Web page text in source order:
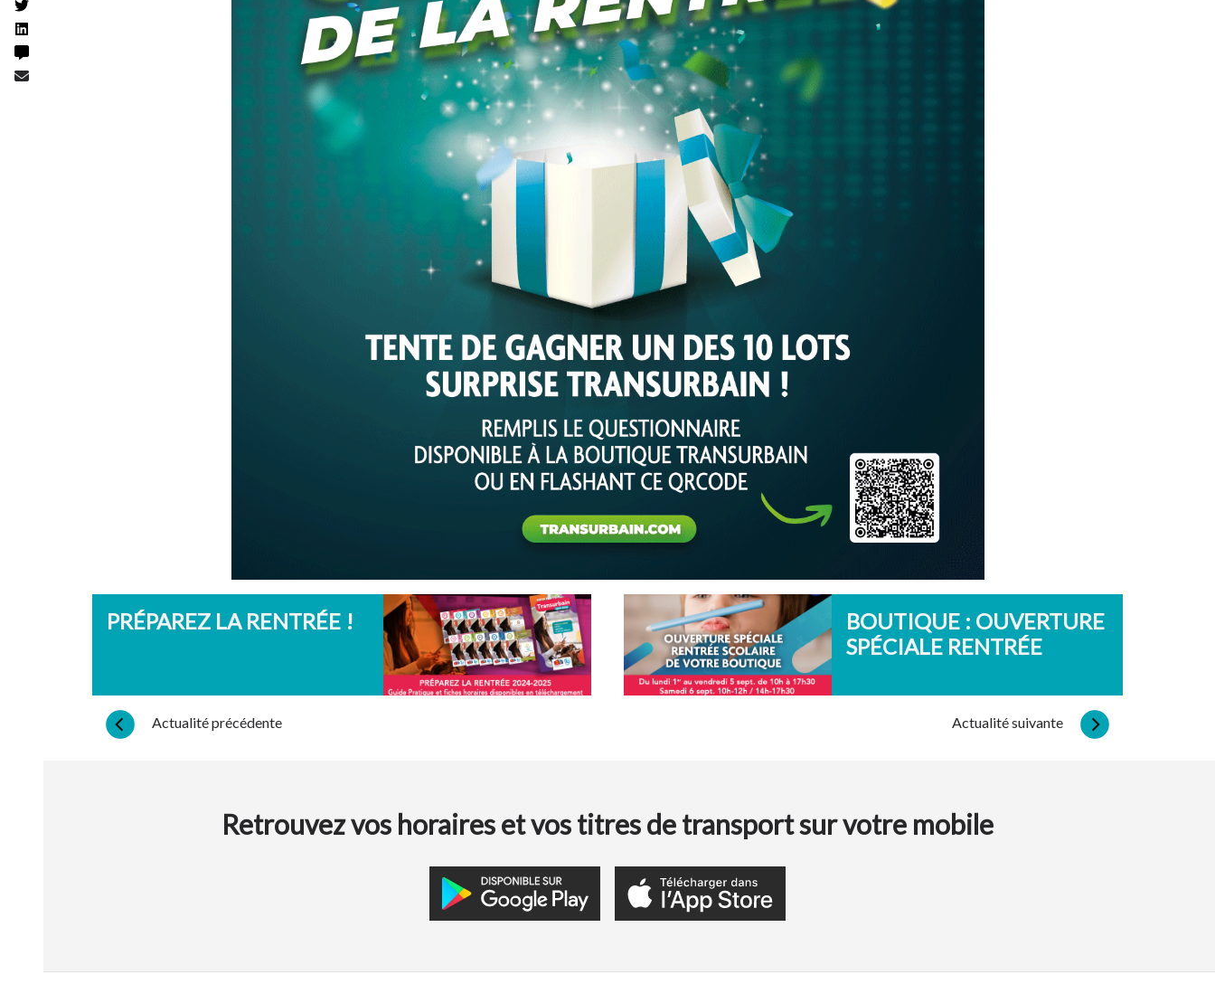
PRÉPAREZ LA RENTRÉE !
BOUTIQUE : OUVERTURE
SPÉCIALE RENTRÉE
Actualité précédente Actualité suivante
Retrouvez vos horaires et vos titres de transport sur votre mobile